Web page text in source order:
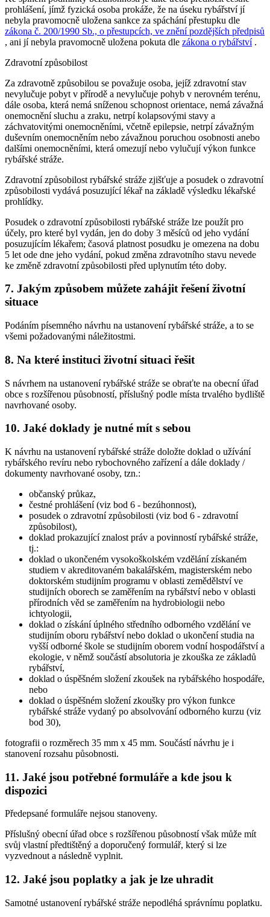
prohlášení, jímž fyzická osoba prokáže, že na úseku rybářství jí
nebyla pravomocně uložena sankce za spáchání přestupku dle
zákona č. 200/1990 Sb., o přestupcích, ve znění pozdějších předpisů
, ani jí nebyla pravomocně uložena pokuta dle zákona o rybářství.
Zdravotní způsobilost
Za zdravotně způsobilou se považuje osoba, jejíž zdravotní stav
nevylučuje pobyt v přírodě a nevylučuje pohyb v nerovném terénu,
dále osoba, která nemá sníženou schopnost orientace, nemá závažná
onemocnění sluchu a zraku, netrpí kolapsovými stavy a
záchvatovitými onemocněními, včetně epilepsie, netrpí závažným
duševním onemocněním nebo závažnou poruchou osobnosti anebo
dalšími onemocněními, která omezují nebo vylučují výkon funkce
rybářské stráže.
Zdravotní způsobilost rybářské stráže zjišťuje a posudek o zdravotní
způsobilosti vydává posuzující lékař na základě výsledku lékařské
prohlídky.
Posudek o zdravotní způsobilosti rybářské stráže lze použít pro
účely, pro které byl vydán, jen do doby 3 měsíců od jeho vydání
posuzujícím lékařem; časová platnost posudku je omezena na dobu
5 let ode dne jeho vydání, pokud změna zdravotního stavu nevede
ke změně zdravotní způsobilosti před uplynutím této doby.
7. Jakým způsobem můžete zahájit řešení životní
situace
Podáním písemného návrhu na ustanovení rybářské stráže, a to se
všemi požadovanými náležitostmi.
8. Na které instituci životní situaci řešit
S návrhem na ustanovení rybářské stráže se obraťte na obecní úřad
obce s rozšířenou působností, příslušný podle místa trvalého bydliště
navrhované osoby.
10. Jaké doklady je nutné mít s sebou
K návrhu na ustanovení rybářské stráže doložte doklad o užívání
rybářského revíru nebo rybochovného zařízení a dále doklady /
dokumenty navrhované osoby, tzn.:
občanský průkaz,
čestné prohlášení (viz bod 6 - bezúhonnost),
posudek o zdravotní způsobilosti (viz bod 6 - zdravotní
způsobilost),
doklad prokazující znalost práv a povinností rybářské stráže,
tj.:
doklad o ukončeném vysokoškolském vzdělání získaném
studiem v akreditovaném bakalářském, magisterském nebo
doktorském studijním programu v oblasti zemědělství ve
studijních oborech se zaměřením na rybářství nebo v oblasti
přírodních věd se zaměřením na hydrobiologii nebo
ichtyologii,
doklad o získání úplného středního odborného vzdělání ve
studijním oboru rybářství nebo doklad o ukončení studia na
vyšší odborné škole se studijním oborem vodní hospodářství a
ekologie, v němž součástí absolutoria je zkouška ze základů
rybářství,
doklad o úspěšném složení zkoušek na rybářského hospodáře,
nebo
doklad o úspěšném složení zkoušky pro výkon funkce
rybářské stráže vydaný po absolvování odborného kurzu (viz
bod 30),
fotografii o rozměrech 35 mm x 45 mm. Součástí návrhu je i
stanovení rozsahu působnosti.
11. Jaké jsou potřebné formuláře a kde jsou k
dispozici
Předepsané formuláře nejsou stanoveny.
Příslušný obecní úřad obce s rozšířenou působností však může mít
svůj vlastní předtištěný a doporučený formulář, který si lze
vyzvednout a následně vyplnit.
12. Jaké jsou poplatky a jak je lze uhradit
Samotné ustanovení rybářské stráže nepodléhá správnímu poplatku.